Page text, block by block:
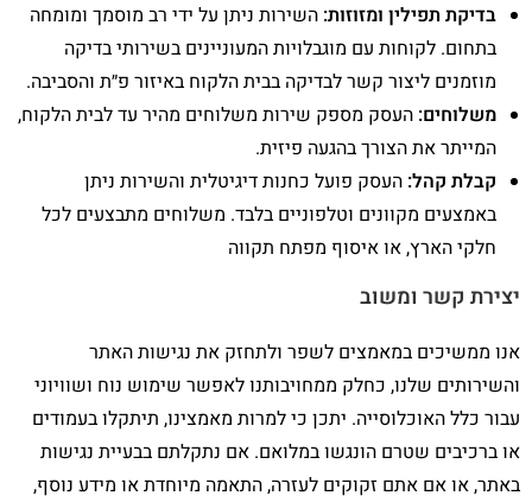
בדיקת תפילין ומזוזות: השירות ניתן על ידי רב מוסמך ומומחה
בתחום. לקוחות עם מוגבלויות המעוניינים בשירותי בדיקה
מוזמנים ליצור קשר לבדיקה בבית הלקוח באיזור פ״ת והסביבה.
משלוחים: העסק מספק שירות משלוחים מהיר עד לבית הלקוח,
המייתר את הצורך בהגעה פיזית.
קבלת קהל: העסק פועל כחנות דיגיטלית והשירות ניתן
באמצעים מקוונים וטלפוניים בלבד. משלוחים מתבצעים לכל
חלקי הארץ, או איסוף מפתח תקווה
יצירת קשר ומשוב
אנו ממשיכים במאמצים לשפר ולתחזק את נגישות האתר
והשירותים שלנו, כחלק ממחויבותנו לאפשר שימוש נוח ושוויוני
עבור כלל האוכלוסייה. יתכן כי למרות מאמצינו, תיתקלו בעמודים
או ברכיבים שטרם הונגשו במלואם. אם נתקלתם בבעיית נגישות
באתר, או אם אתם זקוקים לעזרה, התאמה מיוחדת או מידע נוסף,